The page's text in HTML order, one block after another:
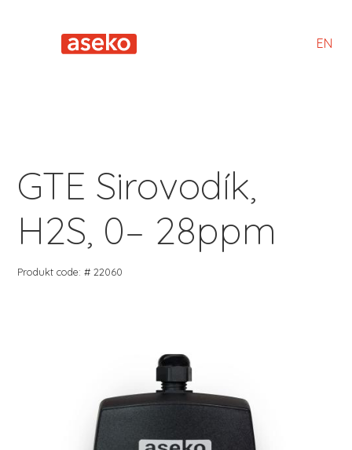
EN
GTE Sirovodík,
H2S, 0– 28ppm
Produkt code: # 22060